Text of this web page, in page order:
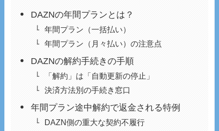
DAZNの年間プランとは？
年間プラン（一括払い）
年間プラン（月々払い）の注意点
DAZNの解約手続きの手順
「解約」は「自動更新の停止」
決済方法別の手続き窓口
年間プラン途中解約で返金される特例
DAZN側の重大な契約不履行